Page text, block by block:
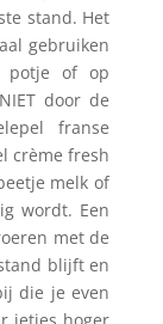
stand. Het
gebruiken
of op
door de
franse
crème fresh
melk of
wordt. Een
met de
blijft en
die je even